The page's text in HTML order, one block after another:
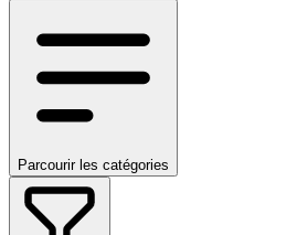
Parcourir les catégories